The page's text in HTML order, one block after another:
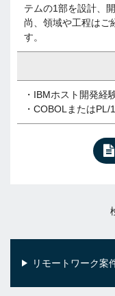
テムの1部を設計、
尚、領域や工程はご
す。
・IBMホスト開発経
・COBOLまたは
リモートワーク案